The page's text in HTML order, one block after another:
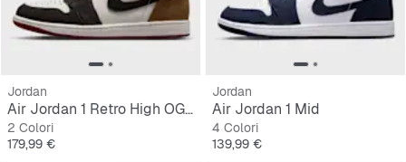
Jordan
Air Jordan 1 Retro High OG "Love The Game"
2 Colori
Prezzo
179,99 €
Jordan
Air Jordan 1 Mid
4 Colori
Prezzo
139,99 €